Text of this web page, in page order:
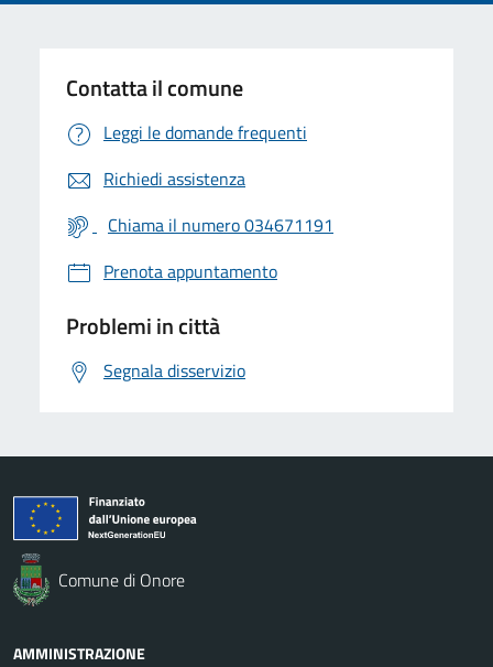
Contatta il comune
Leggi le domande frequenti
Richiedi assistenza
Chiama il numero 034671191
Prenota appuntamento
Problemi in città
Segnala disservizio
Comune di Onore
AMMINISTRAZIONE